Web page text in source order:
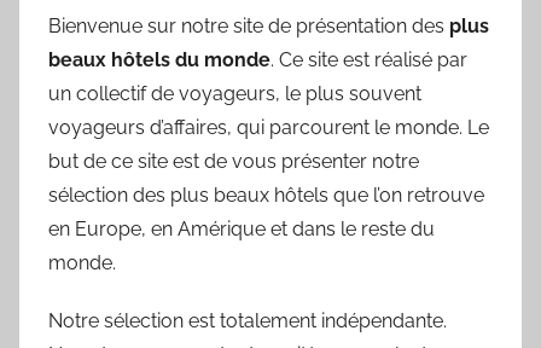
Bienvenue sur notre site de présentation des plus
beaux hôtels du monde. Ce site est réalisé par
un collectif de voyageurs, le plus souvent
voyageurs d’affaires, qui parcourent le monde. Le
but de ce site est de vous présenter notre
sélection des plus beaux hôtels que l’on retrouve
en Europe, en Amérique et dans le reste du
monde.
Notre sélection est totalement indépendante.